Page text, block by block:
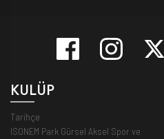
KULÜP
Tarihçe
ISONEM Park Gürsel Aksel Spor ve